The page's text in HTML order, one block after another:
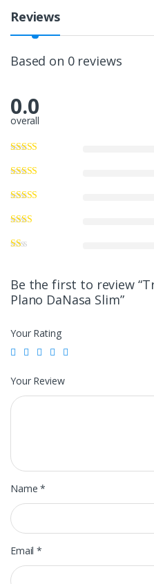
Reviews
Based on 0 reviews
0.0
overall
Be the first to review
Plano DaNasa Slim”
Your Rating
Your Review
Name*
Email*